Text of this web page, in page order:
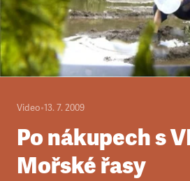
Video•13. 7. 2009
Po nákupech s
Mořské řasy